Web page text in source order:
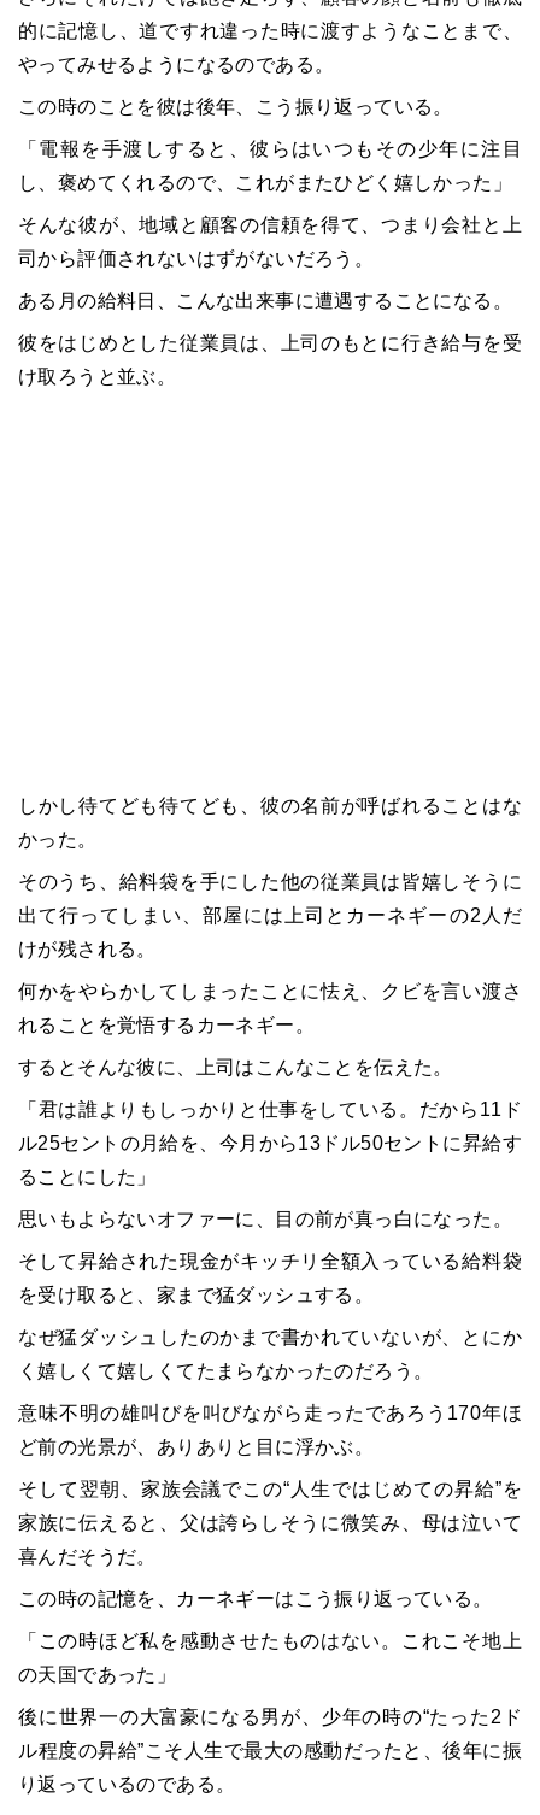
的に記憶し、道ですれ違った時に渡すようなことまで、
やってみせるようになるのである。
この時のことを彼は後年、こう振り返っている。
「電報を手渡しすると、彼らはいつもその少年に注目
し、褒めてくれるので、これがまたひどく嬉しかった」
そんな彼が、地域と顧客の信頼を得て、つまり会社と上
司から評価されないはずがないだろう。
ある月の給料日、こんな出来事に遭遇することになる。
彼をはじめとした従業員は、上司のもとに行き給与を受
け取ろうと並ぶ。
しかし待てども待てども、彼の名前が呼ばれることはな
かった。
そのうち、給料袋を手にした他の従業員は皆嬉しそうに
出て行ってしまい、部屋には上司とカーネギーの2人だ
けが残される。
何かをやらかしてしまったことに怯え、クビを言い渡さ
れることを覚悟するカーネギー。
するとそんな彼に、上司はこんなことを伝えた。
「君は誰よりもしっかりと仕事をしている。だから11ド
ル25セントの月給を、今月から13ドル50セントに昇給す
ることにした」
思いもよらないオファーに、目の前が真っ白になった。
そして昇給された現金がキッチリ全額入っている給料袋
を受け取ると、家まで猛ダッシュする。
なぜ猛ダッシュしたのかまで書かれていないが、とにか
く嬉しくて嬉しくてたまらなかったのだろう。
意味不明の雄叫びを叫びながら走ったであろう170年ほ
ど前の光景が、ありありと目に浮かぶ。
そして翌朝、家族会議でこの“人生ではじめての昇給”を
家族に伝えると、父は誇らしそうに微笑み、母は泣いて
喜んだそうだ。
この時の記憶を、カーネギーはこう振り返っている。
「この時ほど私を感動させたものはない。これこそ地上
の天国であった」
後に世界一の大富豪になる男が、少年の時の“たった2ド
ル程度の昇給”こそ人生で最大の感動だったと、後年に振
り返っているのである。